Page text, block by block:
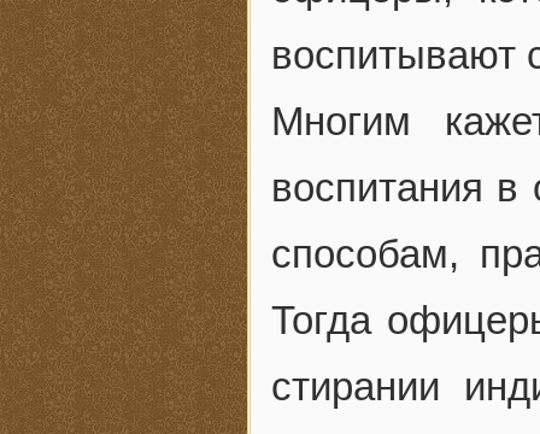
воспитывают
Многим
воспитания
способам,
Тогда
стирании